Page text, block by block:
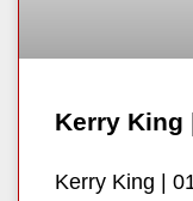
Kerry King
Kerry King |